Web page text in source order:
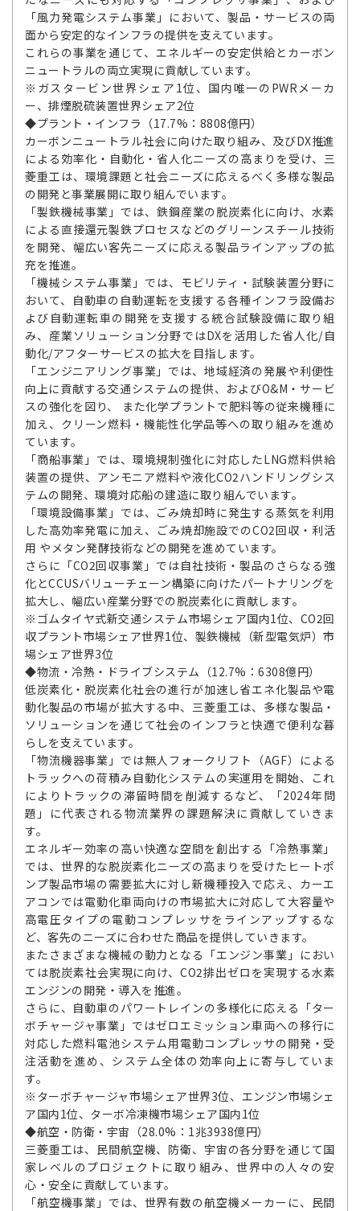
「風力発電システム事業」において、製品・サービスの両
面から安定的なインフラの提供を支えています。
これらの事業を通じて、エネルギーの安定供給とカーボン
ニュートラルの両立実現に貢献しています。
※ガスタービン世界シェア1位、国内唯一のPWRメーカ
ー、排煙脱硫装置世界シェア2位
◆プラント・インフラ（17.7%：8808億円）
カーボンニュートラル社会に向けた取り組み、及びDX推進
による効率化・自動化・省人化ニーズの高まりを受け、三
菱重工は、環境課題と社会ニーズに応えるべく多様な製品
の開発と事業展開に取り組んでいます。
「製鉄機械事業」では、鉄鋼産業の脱炭素化に向け、水素
による直接還元製鉄プロセスなどのグリーンスチール技術
を開発、幅広い客先ニーズに応える製品ラインアップの拡
充を推進。
「機械システム事業」では、モビリティ・試験装置分野に
おいて、自動車の自動運転を支援する各種インフラ設備お
よび自動運転車の開発を支援する統合試験設備に取り組
み、産業ソリューション分野ではDXを活用した省人化/自
動化/アフターサービスの拡大を目指します。
「エンジニアリング事業」では、地域経済の発展や利便性
向上に貢献する交通システムの提供、およびO&M・サービ
スの強化を図り、 また化学プラントで肥料等の従来機種に
加え、クリーン燃料・機能性化学品等への取り組みを進め
ています。
「商船事業」では、環境規制強化に対応したLNG燃料供給
装置の提供、アンモニア燃料や液化CO2ハンドリングシス
テムの開発、環境対応船の建造に取り組んでいます。
「環境設備事業」では、ごみ焼却時に発生する蒸気を利用
した高効率発電に加え、ごみ焼却施設でのCO2回収・利活
用 やメタン発酵技術などの開発を進めています。
さらに「CO2回収事業」では自社技術・製品のさらなる強
化とCCUSバリューチェーン構築に向けたパートナリングを
拡大し、幅広い産業分野での脱炭素化に貢献します。
※ゴムタイヤ式新交通システム市場シェア国内1位、CO2回
収プラント市場シェア世界1位、製鉄機械（新型電気炉）市
場シェア世界3位
◆物流・冷熱・ドライブシステム（12.7%：6308億円）
低炭素化・脱炭素化社会の進行が加速し省エネ化製品や電
動化製品の市場が拡大する中、三菱重工は、多様な製品・
ソリューションを通じて社会のインフラと快適で便利な暮
らしを支えています。
「物流機器事業」では無人フォークリフト（AGF）による
トラックへの荷積み自動化システムの実運用を開始、これ
によりトラックの滞留時間を削減するなど、「2024年問
題」に代表される物流業界の課題解決に貢献していきま
す。
エネルギー効率の高い快適な空間を創出する「冷熱事業」
では、世界的な脱炭素化ニーズの高まりを受けたヒートポ
ンプ製品市場の需要拡大に対し新機種投入で応え、カーエ
アコンでは電動化車両向けの市場拡大に対応して大容量や
高電圧タイプの電動コンプレッサをラインアップするな
ど、客先のニーズに合わせた商品を提供していきます。
またさまざまな機械の動力となる「エンジン事業」におい
ては脱炭素社会実現に向け、CO2排出ゼロを実現する水素
エンジンの開発・導入を推進。
さらに、自動車のパワートレインの多様化に応える「ター
ボチャージャ事業」ではゼロエミッション車両への移行に
対応した燃料電池システム用電動コンプレッサの開発・受
注活動を進め、システム全体の効率向上に寄与していま
す。
※ターボチャージャ市場シェア世界3位、エンジン市場シェ
ア国内1位、ターボ冷凍機市場シェア国内1位
◆航空・防衛・宇宙（28.0%：1兆3938億円）
三菱重工は、民間航空機、防衛、宇宙の各分野を通じて国
家レベルのプロジェクトに取り組み、世界中の人々の安
心・安全に貢献しています。
「航空機事業」では、世界有数の航空機メーカーに、民間